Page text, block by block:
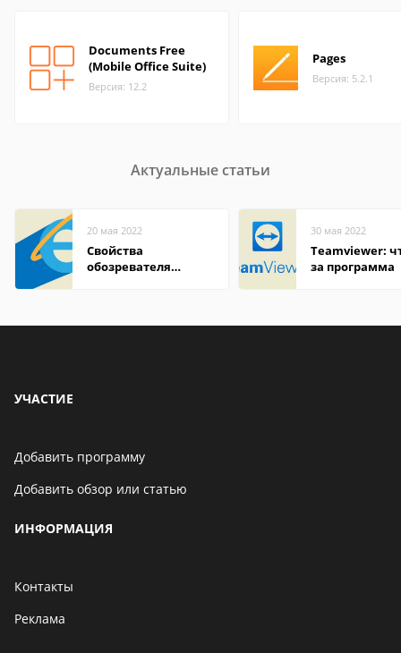
Documents Free
(Mobile Office Suite)
Версия: 12.2
Pages
Версия: 5.2.1
Актуальные статьи
20 мая 2022
Свойства
обозревателя
30 мая 2022
Teamviewer:
за программа
УЧАСТИЕ
Добавить программу
Добавить обзор или статью
ИНФОРМАЦИЯ
Контакты
Реклама